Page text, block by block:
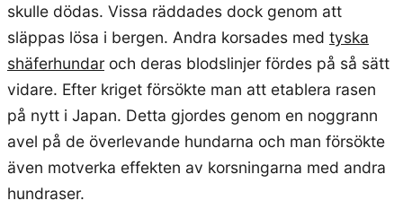
skulle dödas. Vissa räddades dock genom att
släppas lösa i bergen. Andra korsades med tyska
shäferhundar och deras blodslinjer fördes på så sätt
vidare. Efter kriget försökte man att etablera rasen
på nytt i Japan. Detta gjordes genom en noggrann
avel på de överlevande hundarna och man försökte
även motverka effekten av korsningarna med andra
hundraser.